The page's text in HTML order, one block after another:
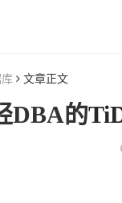
文章正文
DBA的